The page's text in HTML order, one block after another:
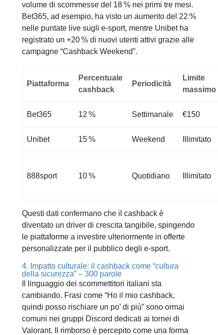
volume di scommesse del 18 % nei primi tre mesi.
Bet365, ad esempio, ha visto un aumento del 22 %
nelle puntate live sugli e‑sport, mentre Unibet ha
registrato un +20 % di nuovi utenti attivi grazie alle
campagne “Cashback Weekend”.
Piattaforma
Percentuale
cashback
Periodicità
Limite
massimo
Bet365 12 % Settimanale €150
Unibet 15 % Weekend Illimitato
888sport 10 % Quotidiano Illimitato
Questi dati confermano che il cashback è
diventato un driver di crescita tangibile, spingendo
le piattaforme a investire ulteriormente in offerte
personalizzate per il pubblico degli e‑sport.
4. Impatto culturale: il cashback come “cultura
della sicurezza” – 300 parole
Il linguaggio dei scommettitori italiani sta
cambiando. Frasi come “Ho il mio cashback,
quindi posso rischiare un po’ di più” sono ormai
comuni nei gruppi Discord dedicati ai tornei di
Valorant. Il rimborso è percepito come una forma